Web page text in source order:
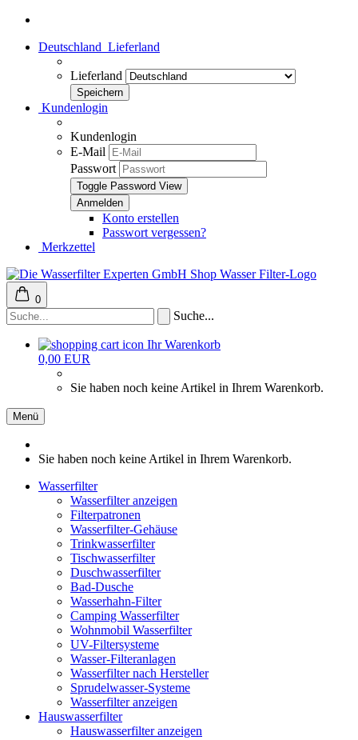
Deutschland Lieferland
Lieferland
Kundenlogin
Kundenlogin
E-Mail
Passwort
Toggle Password View
Konto erstellen
Passwort vergessen?
Merkzettel
0
Suche...
Ihr Warenkorb
0,00 EUR
Sie haben noch keine Artikel in Ihrem Warenkorb.
Menü
Sie haben noch keine Artikel in Ihrem Warenkorb.
Wasserfilter
Wasserfilter anzeigen
Filterpatronen
Wasserfilter-Gehäuse
Trinkwasserfilter
Tischwasserfilter
Duschwasserfilter
Bad-Dusche
Wasserhahn-Filter
Camping Wasserfilter
Wohnmobil Wasserfilter
UV-Filtersysteme
Wasser-Filteranlagen
Wasserfilter nach Hersteller
Sprudelwasser-Systeme
Wasserfilter anzeigen
Hauswasserfilter
Hauswasserfilter anzeigen